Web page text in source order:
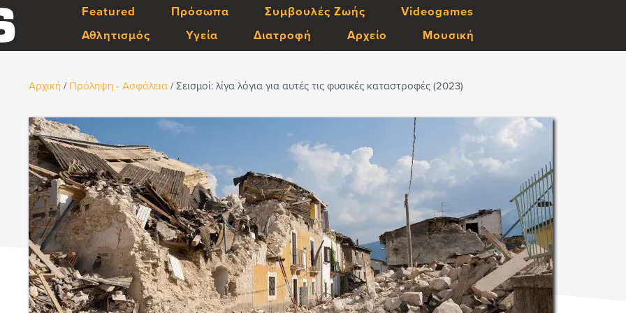
Featured Πρόσωπα Συμβουλές Ζωής
Videogames
Αθλητισμός
Υγεία Διατροφή Αρχείο Μουσική
Αρχική / Πρόληψη - Ασφάλεια /Σεισμοί: λίγα λόγια για αυτές τις φυσικές καταστροφές (2023)